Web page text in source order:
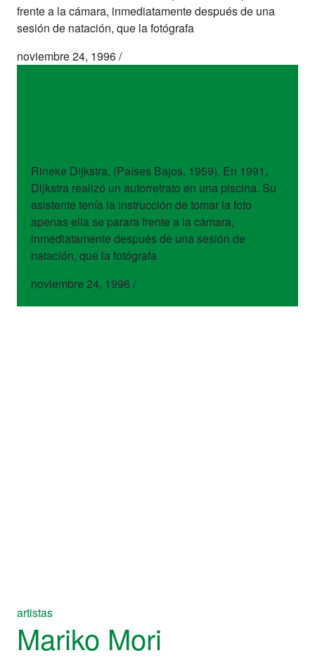
frente a la cámara, inmediatamente después de una
sesión de natación, que la fotógrafa
noviembre 24, 1996/
Rineke Dijkstra, (Países Bajos, 1959). En 1991,
Dijkstra realizó un autorretrato en una piscina. Su
asistente tenía la instrucción de tomar la foto
apenas ella se parara frente a la cámara,
inmediatamente después de una sesión de
natación, que la fotógrafa
noviembre 24, 1996 /
artistas
Mariko Mori